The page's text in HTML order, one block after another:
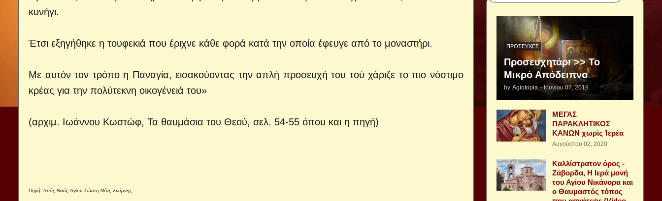
κυνήγι.
Έτσι εξηγήθηκε η τουφεκιά που έριχνε κάθε φορά κατά την οποία έφευγε από το μοναστήρι.
Με αυτόν τον τρόπο η Παναγία, εισακούοντας την απλή προσευχή του τού χάριζε το πιο νόστιμο
κρέας για την πολύτεκνη οικογένειά του»
(αρχιμ. Ιωάννου Κωστώφ, Τα θαυμάσια του Θεού, σελ. 54-55 όπου και η πηγή)
Πηγή: Ιερός Ναός Αγίου Σώστη Νέας Σμύρνης
ΠΡΟΣΕΥΧΈΣ
Προσευχητάρι >> Το
Μικρό Απόδειπνο
by Agiotopia - Ιουνίου 07, 2019
ΜΕΓΑΣ
ΠΑΡΑΚΛΗΤΙΚΟΣ
ΚΑΝΩΝ χωρὶς Ἱερέα
Αυγούστου 02, 2020
Καλλίστρατον όρος -
Ζάβορδα, Η Ιερά μονή
του Αγίου Νικάνορα και
ο Θαυμαστός τόπος